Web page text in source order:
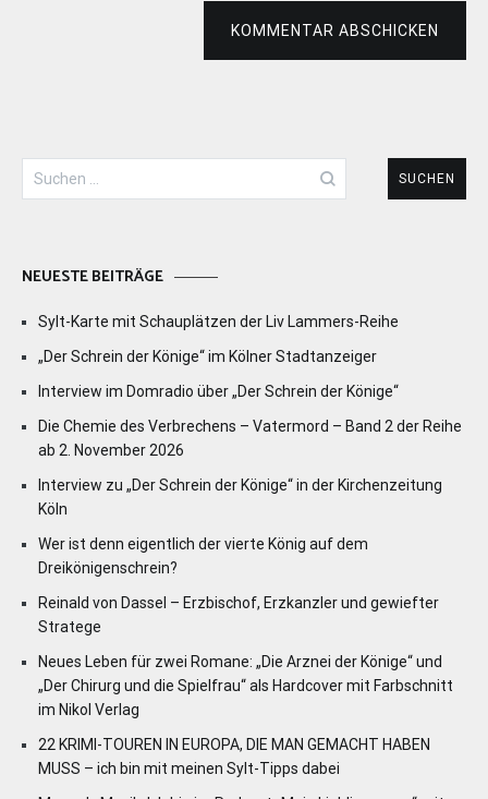
KOMMENTAR ABSCHICKEN
Suchen
nach:
NEUESTE BEITRÄGE
Sylt-Karte mit Schauplätzen der Liv Lammers-Reihe
„Der Schrein der Könige“ im Kölner Stadtanzeiger
Interview im Domradio über „Der Schrein der Könige“
Die Chemie des Verbrechens – Vatermord – Band 2 der Reihe
ab 2. November 2026
Interview zu „Der Schrein der Könige“ in der Kirchenzeitung
Köln
Wer ist denn eigentlich der vierte König auf dem
Dreikönigenschrein?
Reinald von Dassel – Erzbischof, Erzkanzler und gewiefter
Stratege
Neues Leben für zwei Romane: „Die Arznei der Könige“ und
„Der Chirurg und die Spielfrau“ als Hardcover mit Farbschnitt
im Nikol Verlag
22 KRIMI-TOUREN IN EUROPA, DIE MAN GEMACHT HABEN
MUSS – ich bin mit meinen Sylt-Tipps dabei